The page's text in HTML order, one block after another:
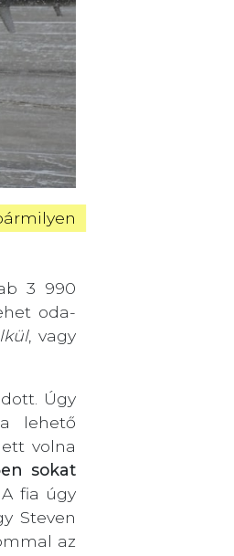
3 990
oda-
, vagy
Úgy
lehető
volna
sokat
A fia úgy
Steven
az